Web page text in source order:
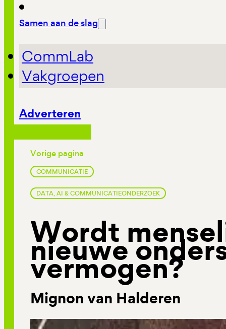
Samen aan de slag
CommLab
Vakgroepen
Adverteren
Vorige pagina
COMMUNICATIE
DATA, AI & COMMUNICATIEONDERZOEK
Wordt
nieuwe
vermogen?
Mignon van Halderen